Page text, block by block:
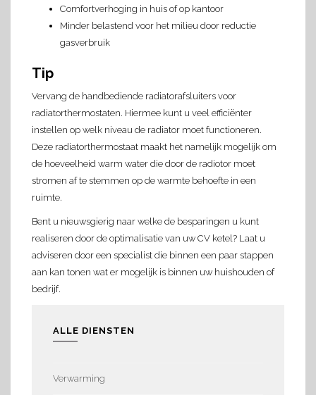
Comfortverhoging in huis of op kantoor
Minder belastend voor het milieu door reductie
gasverbruik
Tip
Vervang de handbediende radiatorafsluiters voor
radiatorthermostaten. Hiermee kunt u veel efficiënter
instellen op welk niveau de radiator moet functioneren.
Deze radiatorthermostaat maakt het namelijk mogelijk om
de hoeveelheid warm water die door de radiotor moet
stromen af te stemmen op de warmte behoefte in een
ruimte.
Bent u nieuwsgierig naar welke de besparingen u kunt
realiseren door de optimalisatie van uw CV ketel? Laat u
adviseren door een specialist die binnen een paar stappen
aan kan tonen wat er mogelijk is binnen uw huishouden of
bedrijf.
ALLE DIENSTEN
Verwarming